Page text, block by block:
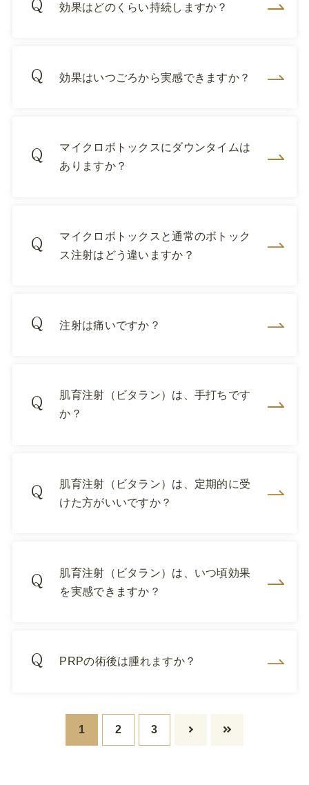
効果はどのくらい持続しますか？
効果はいつごろから実感できますか？
マイクロボトックスにダウンタイムは
ありますか？
マイクロボトックスと通常のボトック
ス注射はどう違いますか？
注射は痛いですか？
肌育注射（ビタラン）は、手打ちです
か？
肌育注射（ビタラン）は、定期的に受
けた方がいいですか？
肌育注射（ビタラン）は、いつ頃効果
を実感できますか？
PRPの術後は腫れますか？
1 2 3